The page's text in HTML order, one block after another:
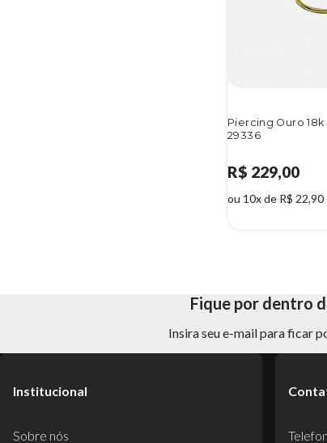
Piercing Ouro
29336
R$ 229,00
ou 10x de R$ 22,90
Fique por dentro
Insira seu e-mail para ficar
Institucional
Sobre nós